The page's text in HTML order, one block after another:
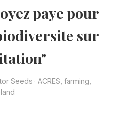
paye pour
sur
Seeds · ACRES, farming,